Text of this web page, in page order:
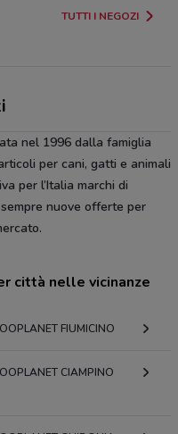
TUTTI I NEGOZI
nel 1996 dalla famiglia
per cani, gatti e animali
per l’Italia marchi di
nuove offerte per
città nelle vicinanze
FIUMICINO
CIAMPINO